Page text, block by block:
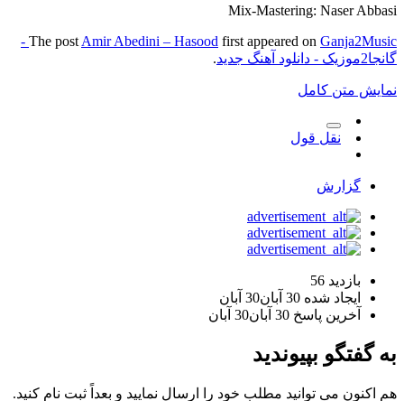
Mix-Mastering: Naser Abbasi
The post Amir Abedini – Hasood first appeared on
Ganja2Music -
گانجا2موزیک - دانلود آهنگ جدید
.
نمایش متن کامل
نقل قول
گزارش
بازدید 56
ایجاد شده 30 آبان
30 آبان
آخرین پاسخ 30 آبان 30 آبان
به گفتگو بپیوندید
هم اکنون می توانید مطلب خود را ارسال نمایید و بعداً ثبت نام کنید.